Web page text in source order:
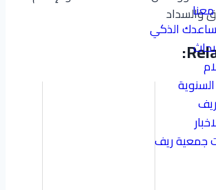
الذكي
السنوية
جمعية ريف
والسداد